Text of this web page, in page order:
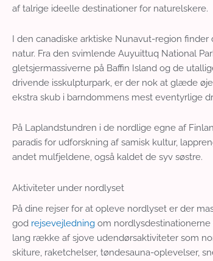
af talrige ideelle destinationer for naturelskere.
I den canadiske arktiske Nunavut-region
natur. Fra den svimlende Auyuittuq National
gletsjermassiverne på Baffin Island og de
drivende isskulpturpark, er der nok at glæde
ekstra skub i barndommens mest eventyrlige
På Laplandstundren i de nordlige egne af
paradis for udforskning af samisk kultur,
andet mulfjeldene, også kaldet de syv søstre.
Aktiviteter under nordlyset
På dine rejser for at opleve nordlyset er der
god rejsevejledning om
lang række af sjove udendørsaktiviteter som
skiture, raketchelser, tøndesauna-oplevelser,